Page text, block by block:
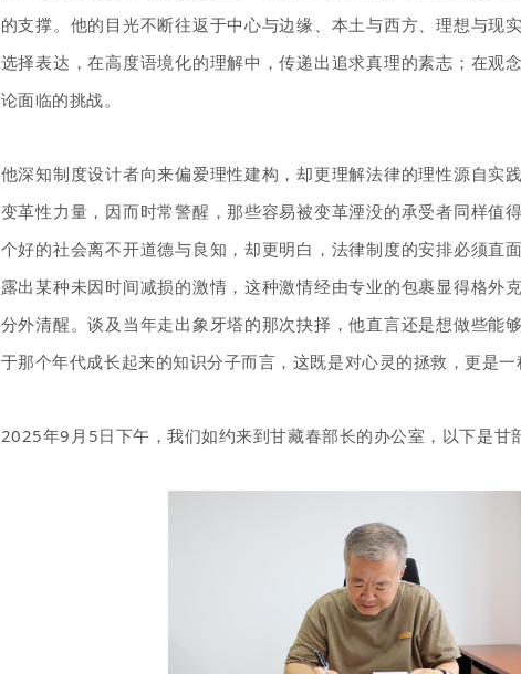
的支撑。他的目光不断往返于中心与边缘、本土与西方、理想与现
选择表达，在高度语境化的理解中，传递出追求真理的素志；在观
论面临的挑战。
他深知制度设计者向来偏爱理性建构，却更理解法律的理性源自实
变革性力量，因而时常警醒，那些容易被变革湮没的承受者同样值
个好的社会离不开道德与良知，却更明白，法律制度的安排必须直
露出某种未因时间减损的激情，这种激情经由专业的包裹显得格外
分外清醒。谈及当年走出象牙塔的那次抉择，他直言还是想做些能
于那个年代成长起来的知识分子而言，这既是对心灵的拯救，更是一
2025年9月5日下午，我们如约来到甘藏春部长的办公室，以下是甘